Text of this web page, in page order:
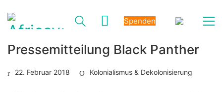
Spenden
Pressemitteilung Black Panther
22. Februar 2018 Kolonialismus & Dekolonisierung